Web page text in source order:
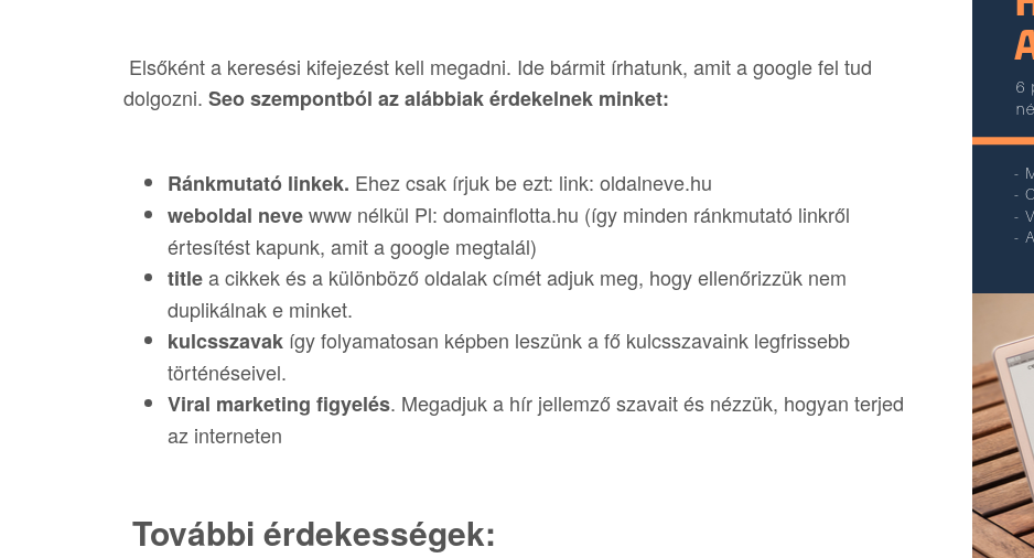
Elsőként a keresési kifejezést kell megadni. Ide bármit írhatunk, amit a google fel tud
dolgozni. Seo szempontból az alábbiak érdekelnek minket:
Ránkmutató linkek. Ehez csak írjuk be ezt: link: oldalneve.hu
weboldal nevewww nélkül Pl: domainflotta.hu (így minden ránkmutató linkről
értesítést kapunk, amit a google megtalál)
titlea cikkek és a különböző oldalak címét adjuk meg, hogy ellenőrizzük nem
duplikálnak e minket.
kulcsszavak így folyamatosan képben leszünk a fő kulcsszavaink legfrissebb
történéseivel.
Viral marketing figyelés. Megadjuk a hír jellemző szavait és nézzük, hogyan terjed
az interneten
További érdekességek: